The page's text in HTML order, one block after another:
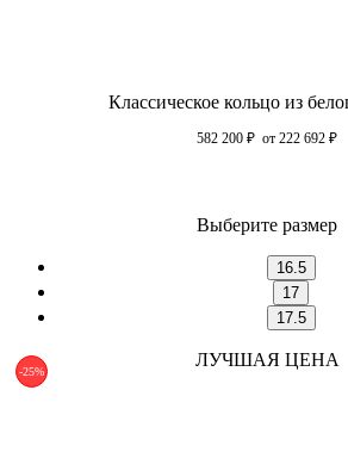
Классическое кольцо из
582 200 ₽ от 222 692 ₽
Выберите размер
16.5
17
17.5
-25%
ЛУЧШАЯ ЦЕНА